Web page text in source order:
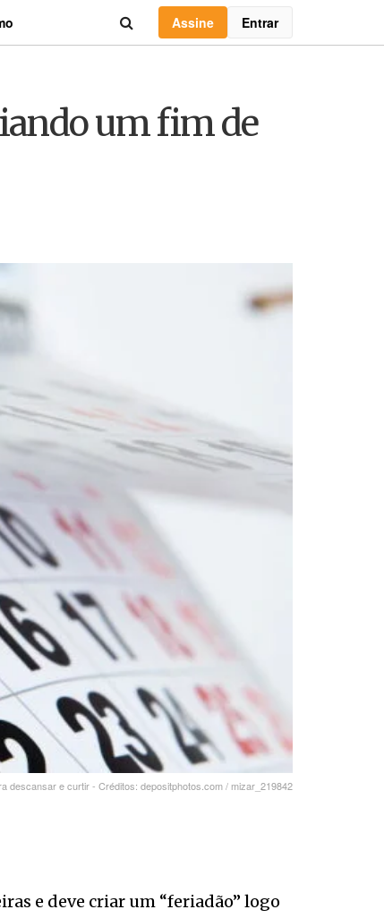
Assine Entrar
um fim de
descansar e curtir - Créditos: depositphotos.com / mizar_219842
e deve criar um “feriadão” logo